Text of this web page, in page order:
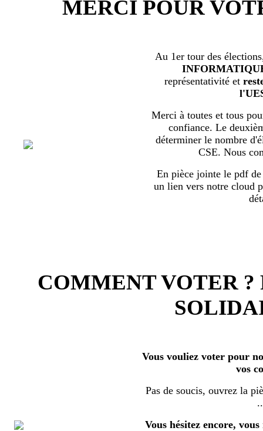
MERCI POUR
Au 1er tour des
représentativité et
Merci à toutes et tous
confiance. Le
déterminer le nombre
CSE. Nous
En pièce jointe le pdf de
un lien vers notre cloud
COMMENT VOTER ?
Vous vouliez voter pour
vos
Pas de soucis, ouvrez la
Vous hésitez encore,